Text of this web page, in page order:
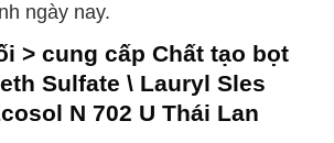
ngày nay.
> cung cấp Chất tạo bọt
Sulfate \ Lauryl Sles
N 702 U Thái Lan